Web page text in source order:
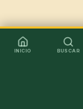
INICIO BUSCAR